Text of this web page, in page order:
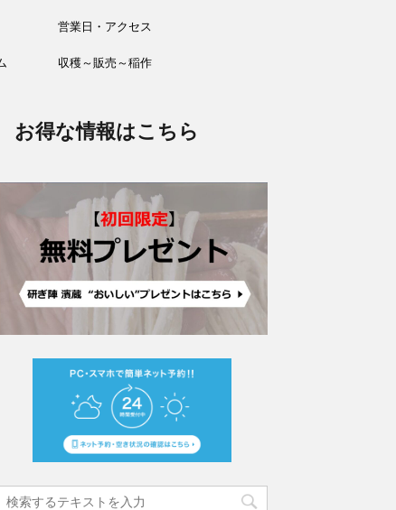
営業日・アクセス
収穫～販売～稲作
お得な情報はこちら